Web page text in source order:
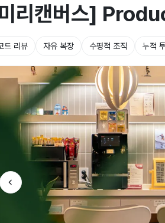
리캔버스]
드 리뷰 자유 복장 수평적 조직 누적